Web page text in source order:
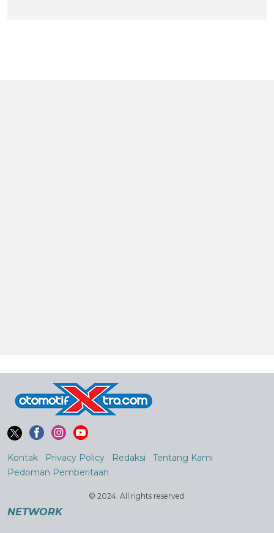
Kontak Privacy Policy Redaksi
Tentang Kami
Pedoman Pemberitaan
© 2024. All rights reserved.
NETWORK